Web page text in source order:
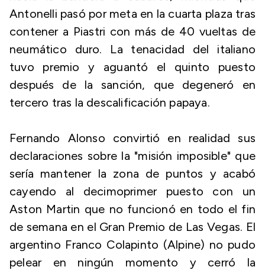
Antonelli pasó por meta en la cuarta plaza tras
contener a Piastri con más de 40 vueltas de
neumático duro. La tenacidad del italiano
tuvo premio y aguantó el quinto puesto
después de la sanción, que degeneró en
tercero tras la descalificación papaya.
Fernando Alonso convirtió en realidad sus
declaraciones sobre la "misión imposible" que
sería mantener la zona de puntos y acabó
cayendo al decimoprimer puesto con un
Aston Martin que no funcionó en todo el fin
de semana en el Gran Premio de Las Vegas. El
argentino Franco Colapinto (Alpine) no pudo
pelear en ningún momento y cerró la